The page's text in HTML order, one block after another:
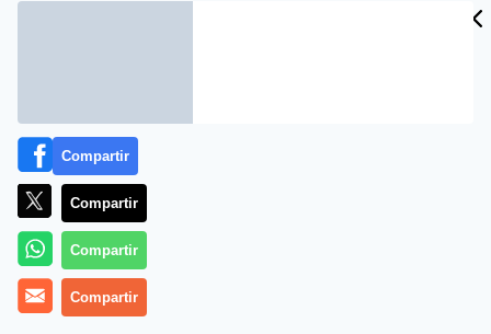
Compartir
Compartir
Compartir
Compartir